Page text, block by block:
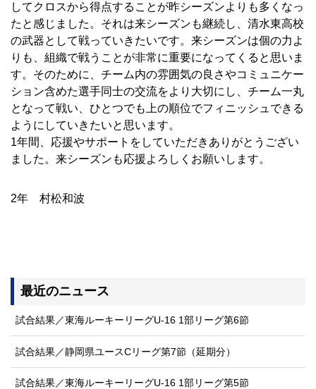
してクロスから得点することが昨シーズンよりも多くなっ
たと感じました。それは来シーズンも継続し、清水東高校
の武器として戦っていきたいです。来シーズンは個の力よ
りも、組織で戦うことが非常に重要になってくると思いま
す。そのために、チーム内の雰囲気の良さやコミュニケー
ション含めた選手同士の交流をより大切にし、チーム一丸
となって戦い、ひとつでも上の順位でフィニッシュできる
ようにしていきたいと思います。
1年間、応援やサポートをしていただきありがとうござい
ました。来シーズンも応援よろしくお願いします。
2年 村松和波
最近のニュース
試合結果／東海ルーキーリーグU-16 1部リーグ第6節
試合結果／静岡県ユースCリーグ第7節（延期分）
試合結果／東海ルーキーリーグU-16 1部リーグ第5節